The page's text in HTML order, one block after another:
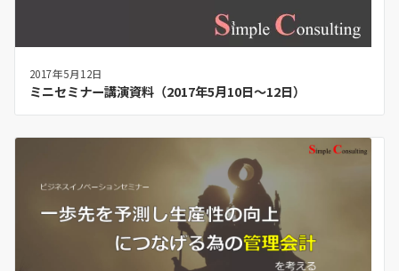
2017年5月12日
ミニセミナー講演資料（2017年5月10日～12日）